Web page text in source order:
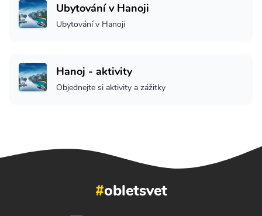
Ubytování v Hanoji
Ubytování v Hanoji
Hanoj - aktivity
Objednejte si aktivity a zážitky
#obletsvet